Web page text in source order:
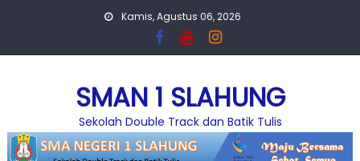
Kamis, Agustus 06, 2026
SMAN 1 SLAHUNG
Sekolah Double Track dan Batik Tulis